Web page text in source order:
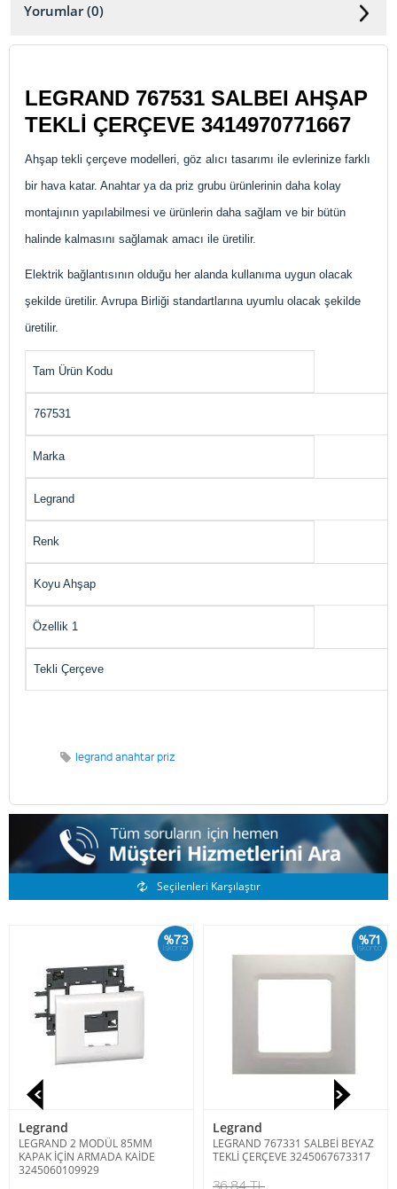
Yorumlar (0)
LEGRAND 767531 SALBEI AHŞAP
TEKLİ ÇERÇEVE 3414970771667
Ahşap tekli çerçeve modelleri, göz alıcı tasarımı ile evlerinize farklı
bir hava katar. Anahtar ya da priz grubu ürünlerinin daha kolay
montajının yapılabilmesi ve ürünlerin daha sağlam ve bir bütün
halinde kalmasını sağlamak amacı ile üretilir.
Elektrik bağlantısının olduğu her alanda kullanıma uygun olacak
şekilde üretilir. Avrupa Birliği standartlarına uyumlu olacak şekilde
üretilir.
Tam Ürün Kodu
767531
Marka
Legrand
Renk
Koyu Ahşap
Özellik 1
Tekli Çerçeve
legrand anahtar priz
Benzer Ürünler
Seçilenleri Karşılaştır
%73
İskonto
Legrand
LEGRAND 2 MODÜL 85MM
KAPAK İÇİN ARMADA KAİDE
3245060109929
%71
İskonto
Legrand
LEGRAND 767331 SALBEİ BEYAZ
TEKLİ ÇERÇEVE 3245067673317
36,84 TL